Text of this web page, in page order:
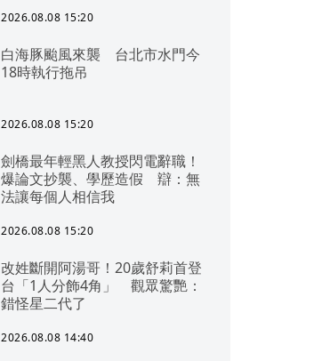
2026.08.08 15:20
白海豚颱風來襲 台北市水門今
18時執行拖吊
2026.08.08 15:20
劍橋最年輕黑人教授閃電辭職！
爆論文抄襲、學歷造假 辯：無
法讓每個人相信我
2026.08.08 15:20
改姓斷開阿湯哥！20歲舒莉首登
台「1人分飾4角」 觀眾驚艷：
錯怪星二代了
2026.08.08 14:40